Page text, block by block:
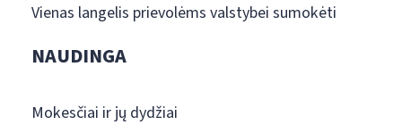
Vienas langelis prievolėms valstybei sumokėti
NAUDINGA
Mokesčiai ir jų dydžiai